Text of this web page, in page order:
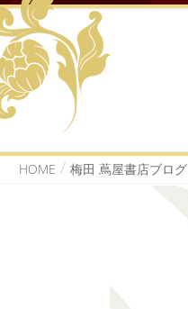
HOME 梅田 蔦屋書店ブログ